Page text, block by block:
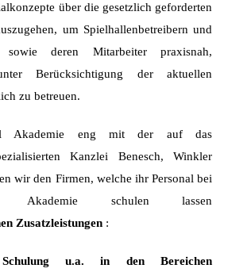
über die gesetzlich geforderten
um Spielhallenbetreibern und
sowie deren Mitarbeiter praxisnah,
Berücksichtigung der aktuellen
zu betreuen.
Akademie eng mit der auf das
Kanzlei Benesch, Winkler
wir den Firmen, welche ihr Personal bei
Akademie schulen lassen
Zusatzleistungen :
Schulung u.a. in den Bereichen